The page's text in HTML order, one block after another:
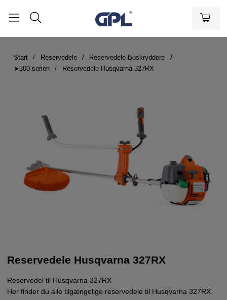
Start Reservedele
Reservedele Buskryddere
➤300-serien
Reservedele Husqvarna 327RX
Reservedele Husqvarna 327RX
Reservedel til Husqvarna 327RX
Her finder du alle tilgængelige reservedele til Husqvarna 327RX.